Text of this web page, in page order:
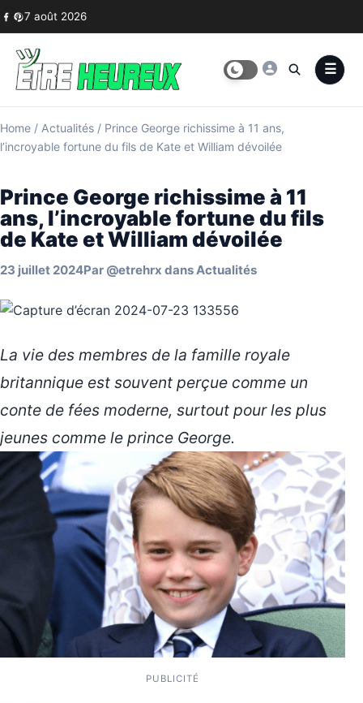
Skip to content
7 août 2026
Home / Actualités / Prince George richissime à 11 ans,
l’incroyable fortune du fils de Kate et William dévoilée
Prince George richissime à 11
ans, l’incroyable fortune du fils
de Kate et William dévoilée
23 juillet 2024Par @etrehrx dansActualités
La vie des membres de la famille royale
britannique est souvent perçue comme un
conte de fées moderne, surtout pour les plus
jeunes comme le prince George.
PUBLICITÉ